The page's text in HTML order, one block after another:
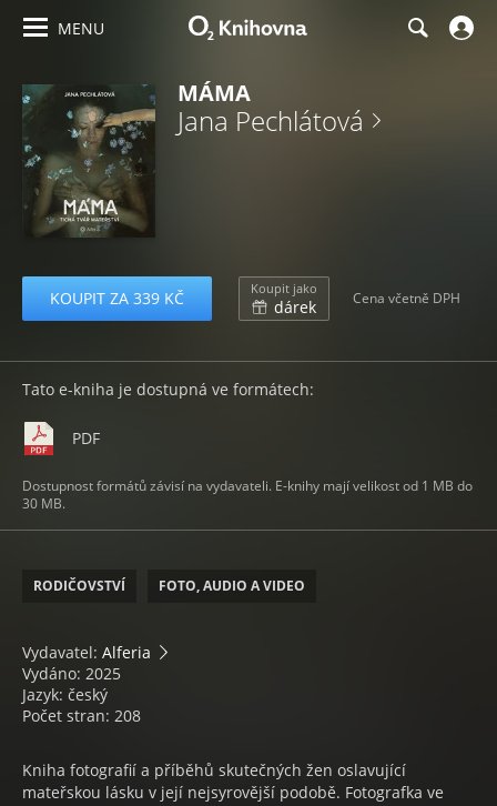
MENU
MÁMA
Jana Pechlátová
KOUPIT ZA 339 KČ Koupit jako
dárek Cena včetně DPH
Tato e-kniha je dostupná ve formátech:
PDF
Dostupnost formátů závisí na vydavateli. E-knihy mají velikost od 1 MB do
30 MB.
RODIČOVSTVÍ FOTO, AUDIO A VIDEO
Vydavatel: Alferia
Vydáno: 2025
Jazyk: český
Počet stran: 208
Kniha fotografií a příběhů skutečných žen oslavující
mateřskou lásku v její nejsyrovější podobě. Fotografka ve